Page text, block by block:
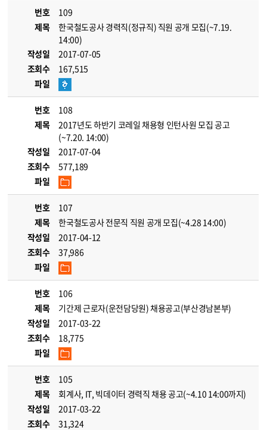
번호
109
제목
한국철도공사 경력직(정규직) 직원 공개 모집(~7.19.
14:00)
작성일
2017-07-05
조회수
167,515
파일
번호
108
제목
2017년도 하반기 코레일 채용형 인턴사원 모집 공고
(~7.20. 14:00)
작성일
2017-07-04
조회수
577,189
파일
번호
107
제목
한국철도공사 전문직 직원 공개 모집(~4.28 14:00)
작성일
2017-04-12
조회수
37,986
파일
번호
106
제목
기간제 근로자(운전담당원) 채용공고(부산경남본부)
작성일
2017-03-22
조회수
18,775
파일
번호
105
제목
회계사, IT, 빅데이터 경력직 채용 공고(~4.10 14:00까지)
작성일
2017-03-22
조회수
31,324